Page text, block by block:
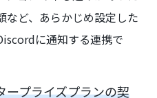
など、あらかじめ設定した
に通知する連携で
ープライズプランの契